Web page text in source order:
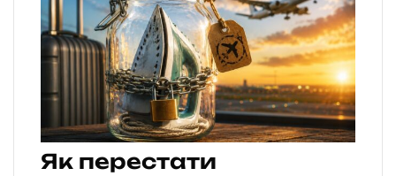
Як перестати